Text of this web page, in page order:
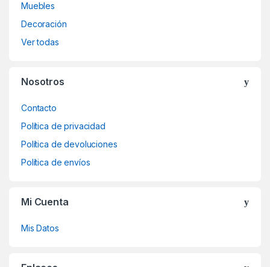
Muebles
Decoración
Ver todas
Nosotros
Contacto
Política de privacidad
Política de devoluciones
Política de envíos
Mi Cuenta
Mis Datos